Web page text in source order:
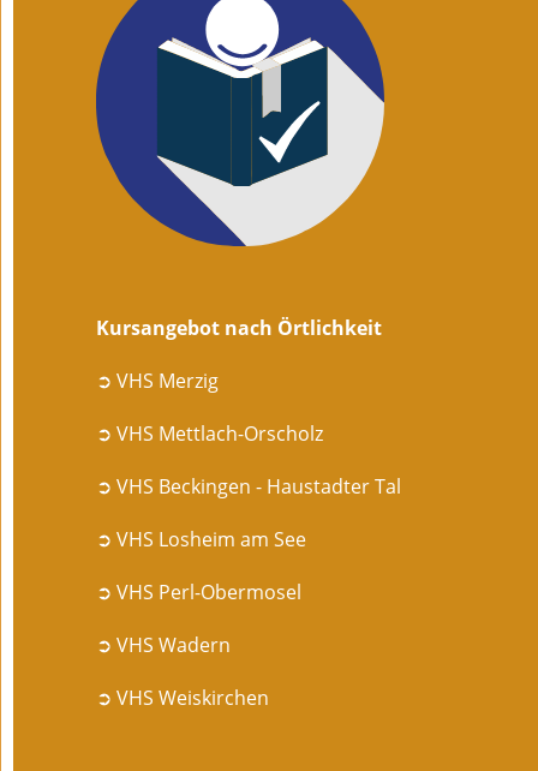
Kursangebot nach Örtlichkeit
➲ VHS Merzig
➲ VHS Mettlach-Orscholz
➲ VHS Beckingen - Haustadter Tal
➲ VHS Losheim am See
➲ VHS Perl-Obermosel
➲ VHS Wadern
➲ VHS Weiskirchen